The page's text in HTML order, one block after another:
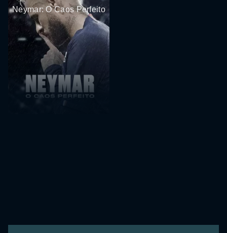
Neymar: O Caos Perfeito